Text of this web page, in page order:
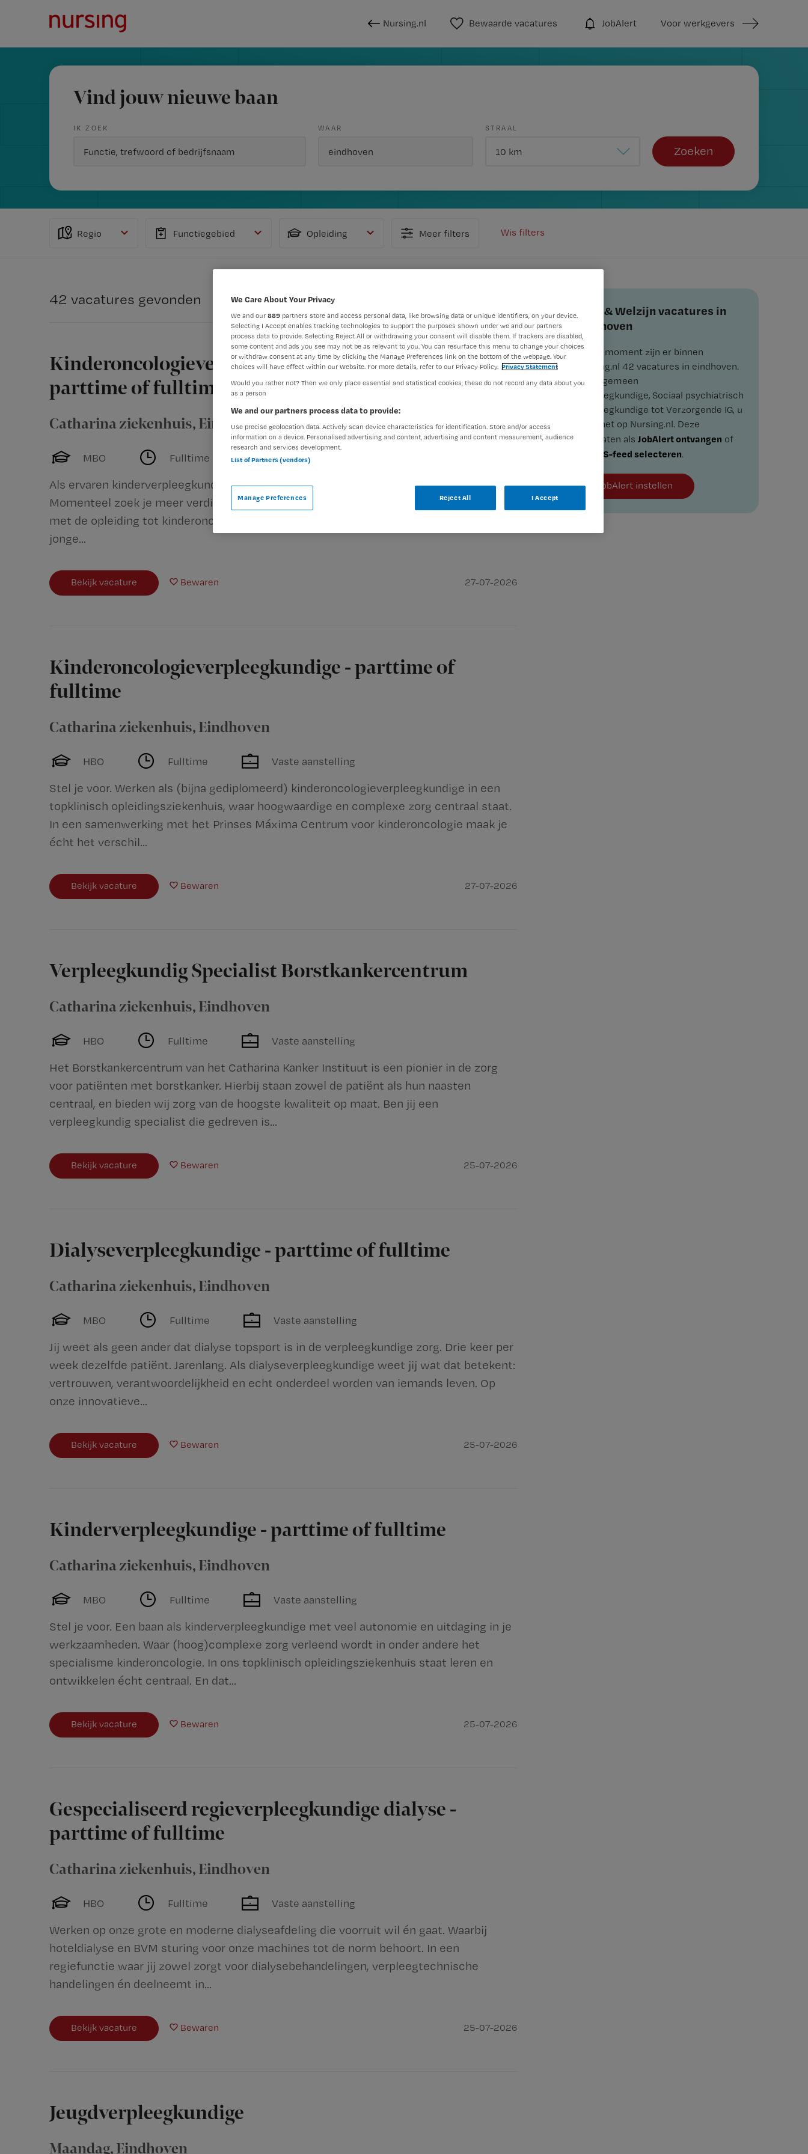
Nursing.nl Bewaarde vacatures JobAlert Voor werkgevers
Vind jouw nieuwe baan
IK ZOEK WAAR STRAAL
Zoeken
Regio Functiegebied Opleiding Meer filters Wis filters
Zorg & Welzijn vacatures in
eindhoven
Op dit moment zijn er binnen
Nursing.nl 42 vacatures in eindhoven.
Van algemeen
verpleegkundige, Sociaal psychiatrisch
verpleegkundige tot Verzorgende IG, u
vindt het op Nursing.nl. Deze
resultaten als JobAlert ontvangen of
RSS-feed selecteren.
JobAlert instellen
42 vacatures gevonden
Kinderoncologieverpleegkundige in opleiding -
parttime of fulltime
Catharina ziekenhuis, Eindhoven
MBO Fulltime Vaste aanstelling
Als ervaren kinderverpleegkundige ben jij toe aan een volgende stap in jouw carrière.
Momenteel zoek je meer verdieping binnen kinderoncologie én plezier in je werk. Start
met de opleiding tot kinderoncologieverpleegkundige en blijf goede zorg geven aan de
jonge...
Bekijk vacature Bewaren 27-07-2026
Kinderoncologieverpleegkundige - parttime of
fulltime
Catharina ziekenhuis, Eindhoven
HBO Fulltime Vaste aanstelling
Stel je voor. Werken als (bijna gediplomeerd) kinderoncologieverpleegkundige in een
topklinisch opleidingsziekenhuis, waar hoogwaardige en complexe zorg centraal staat.
In een samenwerking met het Prinses Máxima Centrum voor kinderoncologie maak je
écht het verschil...
Bekijk vacature Bewaren 27-07-2026
Verpleegkundig Specialist Borstkankercentrum
Catharina ziekenhuis, Eindhoven
HBO Fulltime Vaste aanstelling
Het Borstkankercentrum van het Catharina Kanker Instituut is een pionier in de zorg
voor patiënten met borstkanker. Hierbij staan zowel de patiënt als hun naasten
centraal, en bieden wij zorg van de hoogste kwaliteit op maat. Ben jij een
verpleegkundig specialist die gedreven is...
Bekijk vacature Bewaren 25-07-2026
Dialyseverpleegkundige - parttime of fulltime
Catharina ziekenhuis, Eindhoven
MBO Fulltime Vaste aanstelling
Jij weet als geen ander dat dialyse topsport is in de verpleegkundige zorg. Drie keer per
week dezelfde patiënt. Jarenlang. Als dialyseverpleegkundige weet jij wat dat betekent:
vertrouwen, verantwoordelijkheid en echt onderdeel worden van iemands leven. Op
onze innovatieve...
Bekijk vacature Bewaren 25-07-2026
Kinderverpleegkundige - parttime of fulltime
Catharina ziekenhuis, Eindhoven
MBO Fulltime Vaste aanstelling
Stel je voor. Een baan als kinderverpleegkundige met veel autonomie en uitdaging in je
werkzaamheden. Waar (hoog)complexe zorg verleend wordt in onder andere het
specialisme kinderoncologie. In ons topklinisch opleidingsziekenhuis staat leren en
ontwikkelen écht centraal. En dat...
Bekijk vacature Bewaren 25-07-2026
Gespecialiseerd regieverpleegkundige dialyse -
parttime of fulltime
Catharina ziekenhuis, Eindhoven
HBO Fulltime Vaste aanstelling
Werken op onze grote en moderne dialyseafdeling die voorruit wil én gaat. Waarbij
hoteldialyse en BVM sturing voor onze machines tot de norm behoort. In een
regiefunctie waar jij zowel zorgt voor dialysebehandelingen, verpleegtechnische
handelingen én deelneemt in...
Bekijk vacature Bewaren 25-07-2026
Jeugdverpleegkundige
Maandag, Eindhoven
We Care About Your Privacy
We and our 889 partners store and access personal data, like browsing data or unique identifiers, on your device.
Selecting I Accept enables tracking technologies to support the purposes shown under we and our partners
process data to provide. Selecting Reject All or withdrawing your consent will disable them. If trackers are disabled,
some content and ads you see may not be as relevant to you. You can resurface this menu to change your choices
or withdraw consent at any time by clicking the Manage Preferences link on the bottom of the webpage. Your
choices will have effect within our Website. For more details, refer to our Privacy Policy. Privacy Statement
Would you rather not? Then we only place essential and statistical cookies, these do not record any data about you
as a person
We and our partners process data to provide:
Use precise geolocation data. Actively scan device characteristics for identification. Store and/or access
information on a device. Personalised advertising and content, advertising and content measurement, audience
research and services development.
List of Partners (vendors)
Manage Preferences Reject All I Accept